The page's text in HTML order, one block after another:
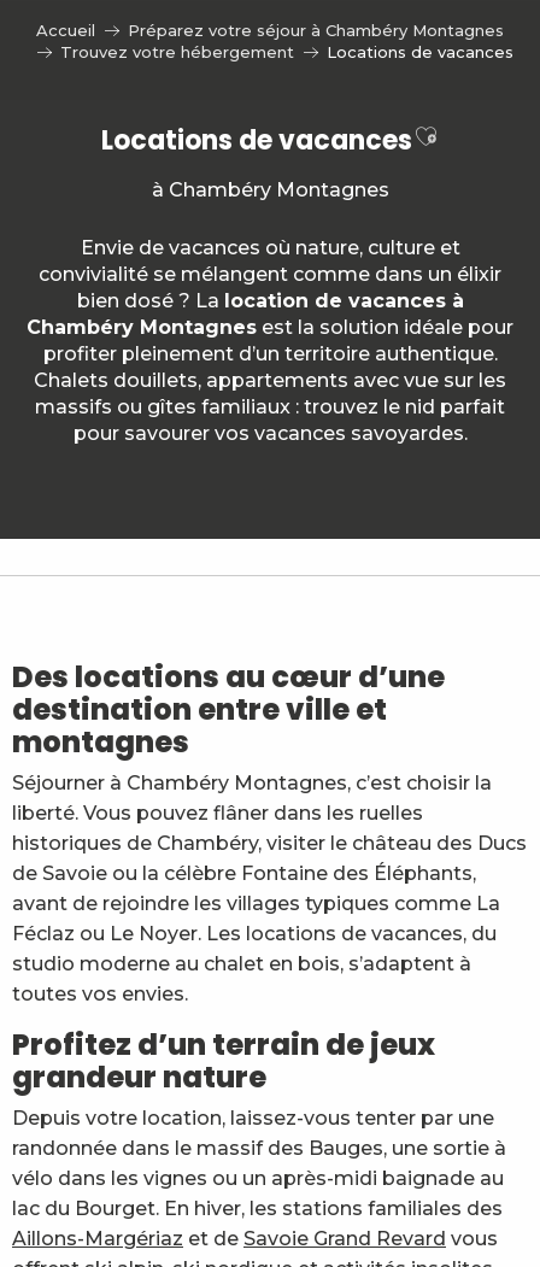
Accueil
Préparez votre séjour à Chambéry Montagnes
Trouvez votre hébergement
Locations de vacances
Locations de vacancesAjouter
à Chambéry Montagnes
Envie de vacances où nature, culture et
convivialité se mélangent comme dans un élixir
bien dosé ? La location de vacances à
Chambéry Montagnes est la solution idéale pour
profiter pleinement d’un territoire authentique.
Chalets douillets, appartements avec vue sur les
massifs ou gîtes familiaux : trouvez le nid parfait
pour savourer vos vacances savoyardes.
Le Gîte Jacquot
Gîte Le Moulin - Rochette -avec spa
Chalet Nordique 31
Le Sainte-Anne n°29 - M. Falconnet
La Cabane aux étoiles
Appartement n°1 - M. et Mme Simond
La Revardière - Les Belledonnes n° 16
Philibert Jacques
Des locations au cœur d’une
destination entre ville et
montagnes
Séjourner à Chambéry Montagnes, c’est choisir la
liberté. Vous pouvez flâner dans les ruelles
historiques de Chambéry, visiter le château des Ducs
de Savoie ou la célèbre Fontaine des Éléphants,
avant de rejoindre les villages typiques comme La
Féclaz ou Le Noyer. Les locations de vacances, du
studio moderne au chalet en bois, s’adaptent à
toutes vos envies.
Profitez d’un terrain de jeux
grandeur nature
Depuis votre location, laissez-vous tenter par une
randonnée dans le massif des Bauges, une sortie à
vélo dans les vignes ou un après-midi baignade au
lac du Bourget. En hiver, les stations familiales des
Aillons-Margériaz et de Savoie Grand Revard vous